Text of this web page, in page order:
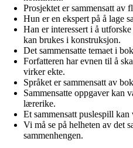
Prosjektet er sammensatt av
Hun er en ekspert på å lage
Han er interessert i å
kan brukes i konstruksjon.
Det sammensatte temaet i
Forfatteren har evnen til å
virker ekte.
Språket er sammensatt av
Sammensatte oppgaver kan
lærerike.
Et sammensatt puslespill
Vi må se på helheten av det
sammenhengen.